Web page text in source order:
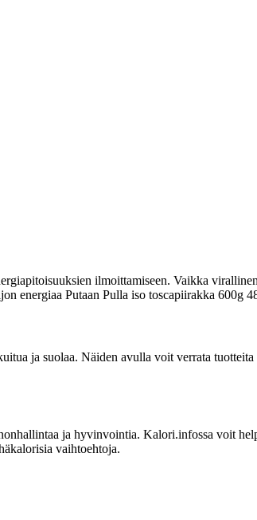
ilmoittamiseen. Vaikka
energiaa Putaan Pulla iso toscapiirakka 600g
ja suolaa. Näiden avulla voit verrata
ja hyvinvointia. Kalori.infossa voit
vaihtoehtoja.